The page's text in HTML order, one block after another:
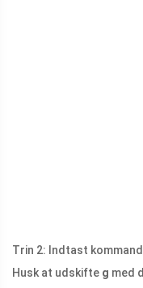
Trin 2: Indtast
Husk at udskifte g med